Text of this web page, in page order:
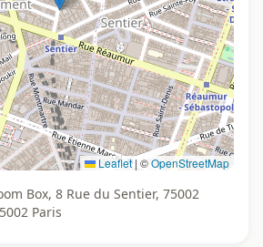
Leaflet | ©OpenStreetMap
Box, 8 Rue du Sentier, 75002
Paris